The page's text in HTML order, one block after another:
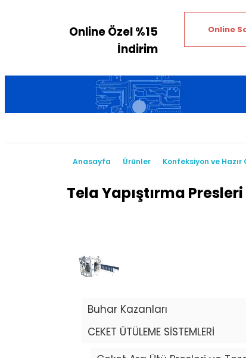
Online Özel %15
İndirim
Online
Anasayfa Ürünler Konfeksiyon ve Hazır
Tela Yapıştırma Presleri
Buhar Kazanları
CEKET ÜTÜLEME SİSTEMLERİ